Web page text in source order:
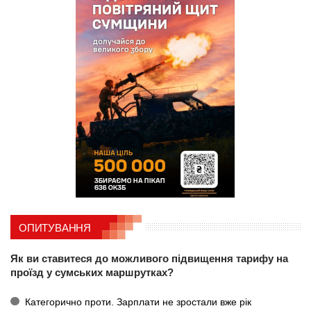
ОПИТУВАННЯ
Як ви ставитеся до можливого підвищення тарифу на
проїзд у сумських маршрутках?
Категорично проти. Зарплати не зростали вже рік